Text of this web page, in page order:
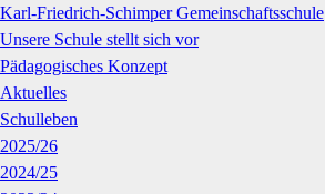
Karl-Friedrich-Schimper Gemeinschaftsschule
Unsere Schule stellt sich vor
Pädagogisches Konzept
Aktuelles
Schulleben
2025/26
2024/25